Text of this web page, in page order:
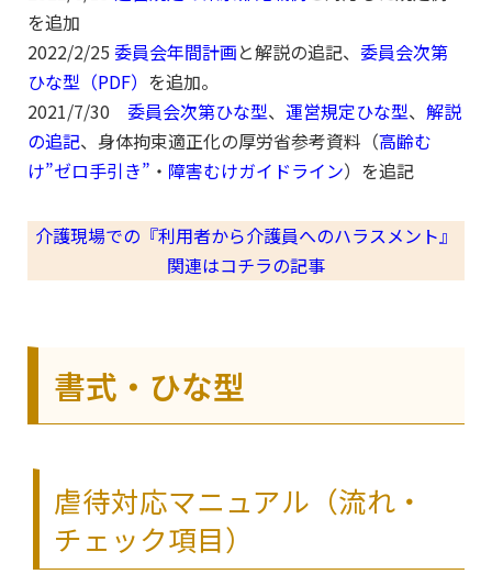
を追加
2022/2/25 委員会年間計画と解説の追記、 委員会次第
ひな型（PDF） を追加。
2021/7/30 委員会次第ひな型、 運営規定ひな型、 解説
の追記、身体拘束適正化の厚労省参考資料（高齢む
け”ゼロ手引き” ・ 障害むけガイドライン）を追記
介護現場での『利用者から介護員へのハラスメント』
関連はコチラの記事
書式・ひな型
虐待対応マニュアル（流れ・
チェック項目）